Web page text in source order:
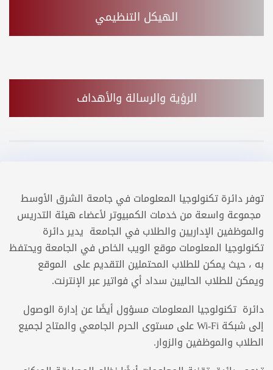
الهيكل التنظيمي
الرؤية والرسالة والأهداف
توفر دائرة تكنولوجيا المعلومات في جامعة الشرق الأوسط
مجموعة واسعة من خدمات الكمبيوتر لأعضاء هيئة التدريس
والموظفين الإداريين والطلاب في الجامعة يدير دائرة
تكنولوجيا المعلومات موقع الويب الخاص في الجامعة ويحتفظ
به ، حيث يمكن للطلاب المحتملين التقديم على الموقع
ويمكن للطلاب الحاليين سداد أي فواتير عبر الإنترنت.
دائرة تكنولوجيا المعلومات مسؤول أيضًا عن إدارة الوصول
إلى شبكة Wi-Fi على مستوى الحرم الجامعي والمتاح لجميع
الطلاب والموظفين والزوار.